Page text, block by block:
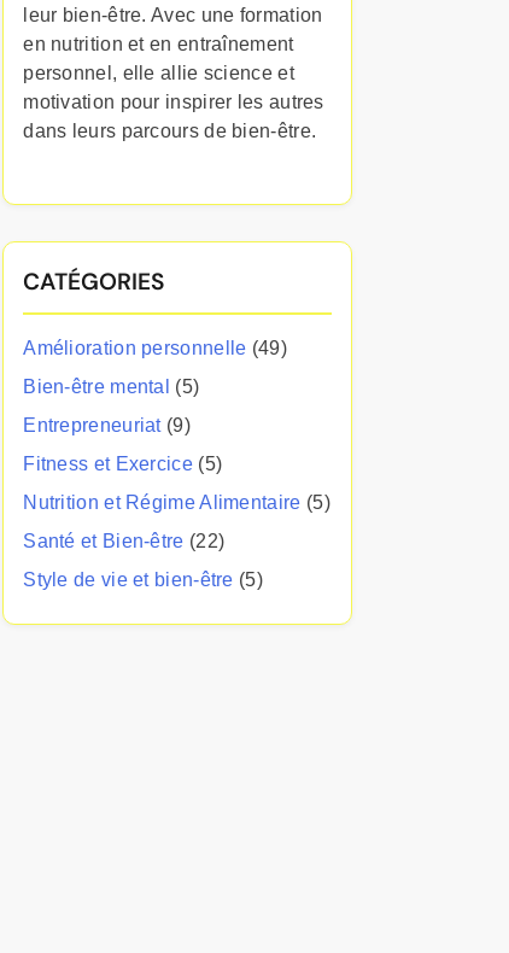
leur bien-être. Avec une formation
en nutrition et en entraînement
personnel, elle allie science et
motivation pour inspirer les autres
dans leurs parcours de bien-être.
CATÉGORIES
Amélioration personnelle (49)
Bien-être mental
(5)
Entrepreneuriat(9)
Fitness et Exercice (5)
Nutrition et Régime Alimentaire (5)
Santé et Bien-être (22)
Style de vie et bien-être (5)